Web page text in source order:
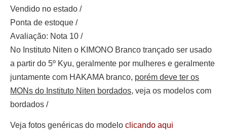
Vendido no estado /
Ponta de estoque /
Avaliação: Nota 10 /
No Instituto Niten o KIMONO Branco trançado ser usado
a partir do 5º Kyu, geralmente por mulheres e geralmente
juntamente com HAKAMA branco, porém deve ter os
MONs do Instituto Niten bordados, veja os modelos com
bordados /
Veja fotos genéricas do modelo clicando aqui